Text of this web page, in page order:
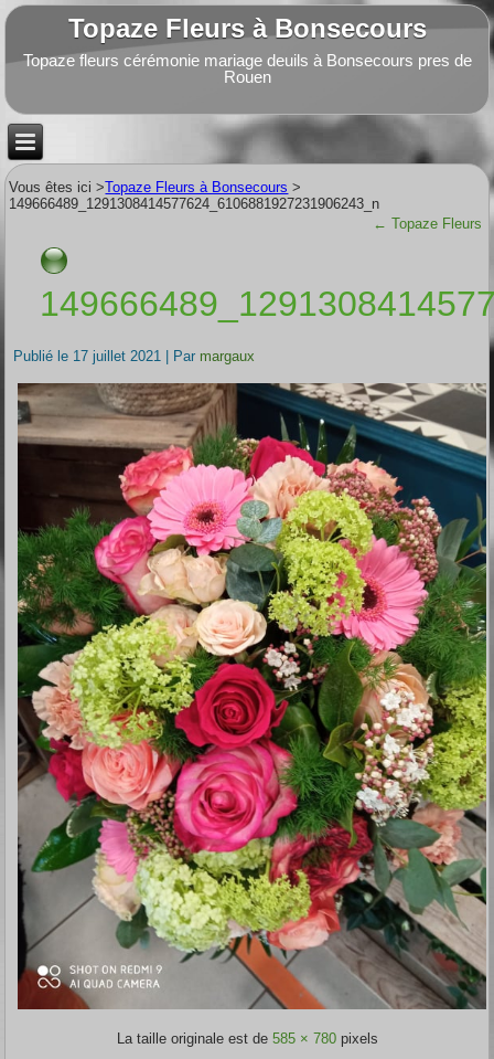
Topaze Fleurs à Bonsecours
Topaze fleurs cérémonie mariage deuils à Bonsecours pres de
Rouen
Vous êtes ici >Topaze Fleurs à Bonsecours >
149666489_1291308414577624_6106881927231906243_n
← Topaze Fleurs
Publié le 17 juillet 2021 Par margaux
La taille originale est de 585 × 780pixels